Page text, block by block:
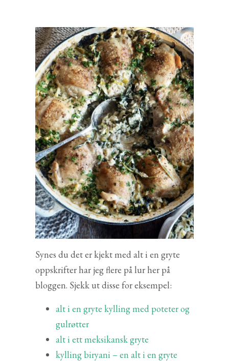
Synes du det er kjekt med alt i en gryte
oppskrifter har jeg flere på lur her på
bloggen. Sjekk ut disse for eksempel:
alt i en gryte kylling med poteter og
gulrøtter
alt i ett meksikansk gryte
kylling biryani – en alt i en gryte